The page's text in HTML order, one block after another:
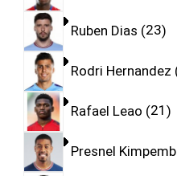
Ruben Dias 23
Rodri Hernandez
Rafael Leao 21
Presnel